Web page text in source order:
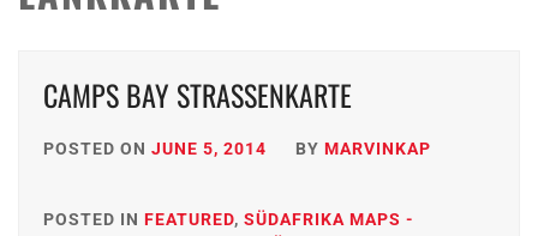
CAMPS BAY STRASSENKARTE
POSTED ON JUNE 5, 2014 BY MARVINKAP
POSTED IN FEATURED, SÜDAFRIKA MAPS -